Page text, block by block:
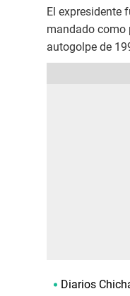
El expresidente
mandado como
autogolpe de
Diarios